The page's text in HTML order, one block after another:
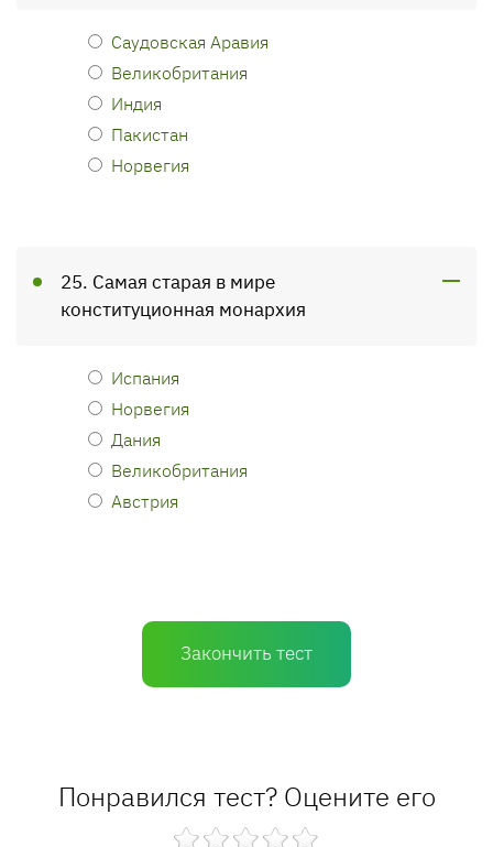
Саудовская Аравия
Великобритания
Индия
Пакистан
Норвегия
25. Самая старая в мире
конституционная монархия
Испания
Норвегия
Дания
Великобритания
Австрия
Закончить тест
Понравился тест? Оцените его